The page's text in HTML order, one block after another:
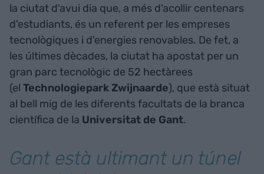
la ciutat d'avui dia que, a més d'acollir centenars
d'estudiants, és un referent per les empreses
tecnològiques i d'energies renovables. De fet, a
les últimes dècades, la ciutat ha apostat per un
gran parc tecnològic de 52 hectàrees
(el Technologiepark Zwijnaarde), que està situat
al bell mig de les diferents facultats de la branca
científica de la Universitat de Gant.
Gant està ultimant un túnel